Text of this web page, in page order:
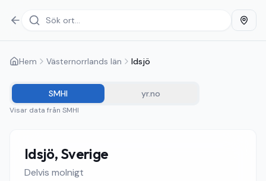
Hem Västernorrlands län Idsjö
SMHI yr.no
Visar data från SMHI
Idsjö, Sverige
Delvis molnigt